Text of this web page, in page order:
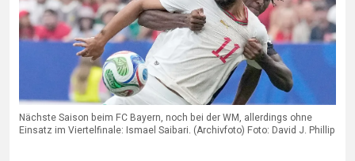
Nächste Saison beim FC Bayern, noch bei der WM, allerdings ohne
Einsatz im Viertelfinale: Ismael Saibari. (Archivfoto) Foto: David J. Phillip